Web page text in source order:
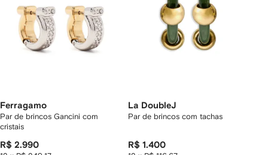
Ferragamo
Par de brincos Gancini com
cristais
R$ 2.990
La DoubleJ
Par de brincos com tachas
R$ 1.400